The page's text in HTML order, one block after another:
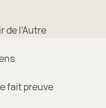
de l’Autre
fait preuve